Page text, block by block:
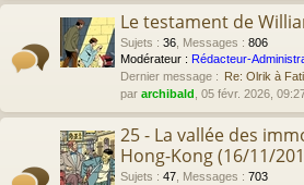
Le testament de
Sujets : 36 Messages : 806
Modérateur : Rédacteur-
Dernier message : Re: Olrik à
par archibald , 05 févr. 2026,
25 - La vallée des
Hong-Kong (16/11/
Sujets : 47 Messages : 703